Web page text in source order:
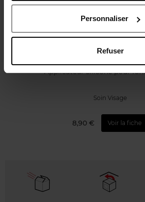
Personnaliser
Refuser
APRIL
Applicateur silicone pour
Soin Visage
8,90 € Voir la fiche